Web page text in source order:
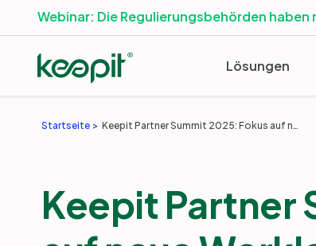
Webinar: Die Regulierungsbehörden haben
Lösungen
Startseite Keepit Partner Summit 2025: Fokus auf neue Workloads, Regulierungstrends und unabhängige Backup-Strategien
Keepit Partner